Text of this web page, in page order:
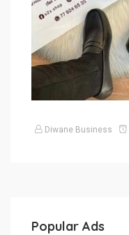
Diwane Business
Popular Ads